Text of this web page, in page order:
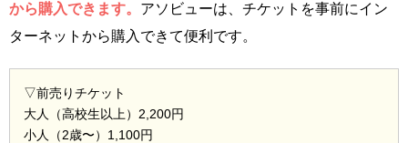
から購入できます。 アソビューは、チケットを事前にイン
ターネットから購入できて便利です。
▽前売りチケット
大人（高校生以上）2,200円
小人（2歳〜）1,100円